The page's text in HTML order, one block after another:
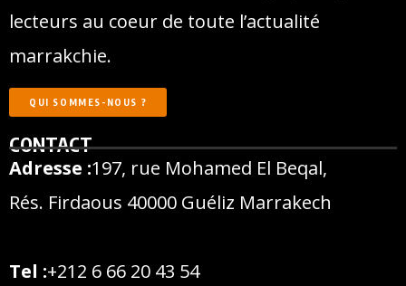
lecteurs au coeur de toute l’actualité
marrakchie.
QUI SOMMES-NOUS ?
CONTACT
Adresse :197, rue Mohamed El Beqal,
Rés. Firdaous 40000 Guéliz Marrakech
Tel :+212 6 66 20 43 54